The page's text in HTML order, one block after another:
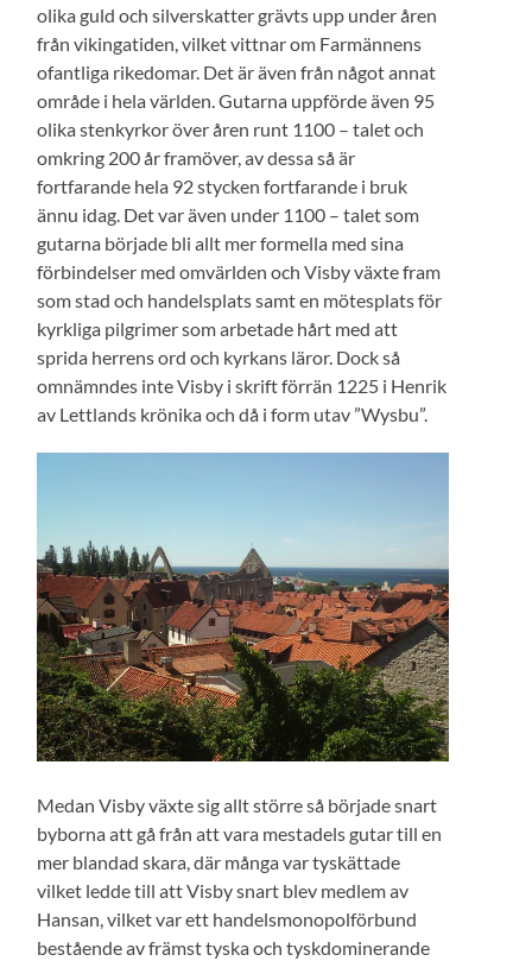
olika guld och silverskatter grävts upp under åren
från vikingatiden, vilket vittnar om Farmännens
ofantliga rikedomar. Det är även från något annat
område i hela världen. Gutarna uppförde även 95
olika stenkyrkor över åren runt 1100 – talet och
omkring 200 år framöver, av dessa så är
fortfarande hela 92 stycken fortfarande i bruk
ännu idag. Det var även under 1100 – talet som
gutarna började bli allt mer formella med sina
förbindelser med omvärlden och Visby växte fram
som stad och handelsplats samt en mötesplats för
kyrkliga pilgrimer som arbetade hårt med att
sprida herrens ord och kyrkans läror. Dock så
omnämndes inte Visby i skrift förrän 1225 i Henrik
av Lettlands krönika och då i form utav ”Wysbu”.
Medan Visby växte sig allt större så började snart
byborna att gå från att vara mestadels gutar till en
mer blandad skara, där många var tyskättade
vilket ledde till att Visby snart blev medlem av
Hansan, vilket var ett handelsmonopolförbund
bestående av främst tyska och tyskdominerande